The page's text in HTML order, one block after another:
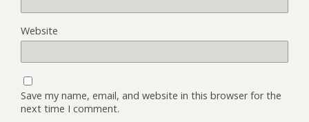
Website
Save my name, email, and website in this browser for the
next time I comment.